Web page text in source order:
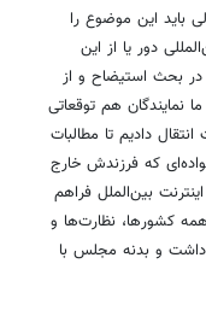
باید این موضوع را
دور یا از این
در بحث استیضاح و از
نمایندگان هم توقعاتی
دادیم تا مطالبات
که فرزندش خارج
بین‌الملل فراهم
کشورها، نظارت‌ها و
داشت و بدنه مجلس با